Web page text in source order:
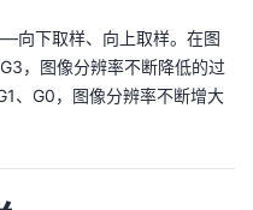
向下取样、向上取样。在图
，图像分辨率不断降低的过
、G0，图像分辨率不断增大